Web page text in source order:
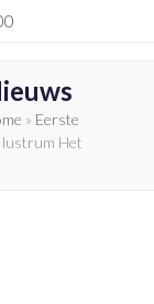
» Eerste
lustrum Het